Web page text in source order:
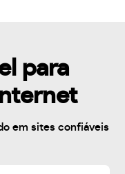
para
em sites confiáveis